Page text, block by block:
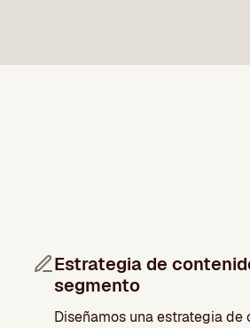
Estrategia de
segmento
Diseñamos una estrategia de